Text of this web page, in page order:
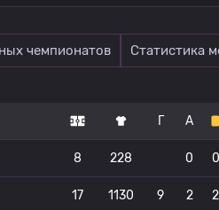
чемпионатов Статистика
Г А
8 228 0 0
17 1130 9 2 2